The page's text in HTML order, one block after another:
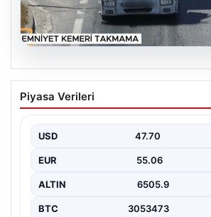
06.08.2026
Gaziantep’te Dron Destekli
Denetimleriyle Bin 123 Araca
Gaziantep'te trafik güvenliğini artırmak
jandarma ekipleri dron teknolojisinin
Piyasa Verileri
USD 47.70
EUR 55.06
ALTIN 6505.9
BTC 3053473